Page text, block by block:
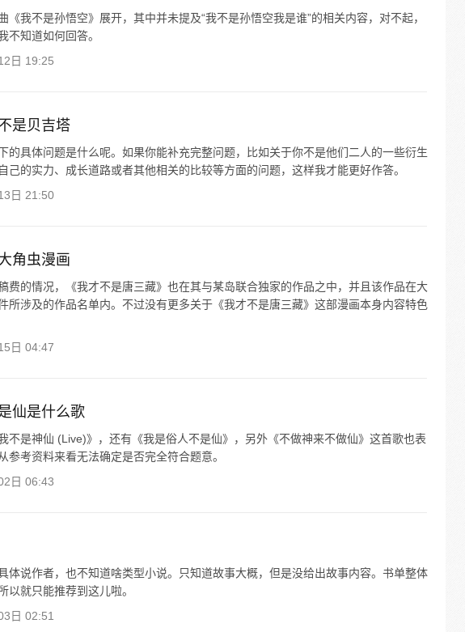
《我不是孙悟空》展开，其中并未提及“我不是孙悟空我是谁”的相关内容，对不起，
不知道如何回答。
日 19:25
是贝吉塔
的具体问题是什么呢。如果你能补充完整问题，比如关于你不是他们二人的一些衍生
己的实力、成长道路或者其他相关的比较等方面的问题，这样我才能更好作答。
日 21:50
角虫漫画
费的情况，《我才不是唐三藏》也在其与某岛联合独家的作品之中，并且该作品在大
所涉及的作品名单内。不过没有更多关于《我才不是唐三藏》这部漫画本身内容特色
日 04:47
仙是什么歌
不是神仙 (Live)》，还有《我是俗人不是仙》，另外《不做神来不做仙》这首歌也表
参考资料来看无法确定是否完全符合题意。
日 06:43
体说作者，也不知道啥类型小说。只知道故事大概，但是没给出故事内容。书单整体
以就只能推荐到这儿啦。
日 02:51